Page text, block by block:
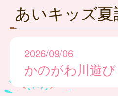
あいキッズ
2026/09/06
かのがわ川遊